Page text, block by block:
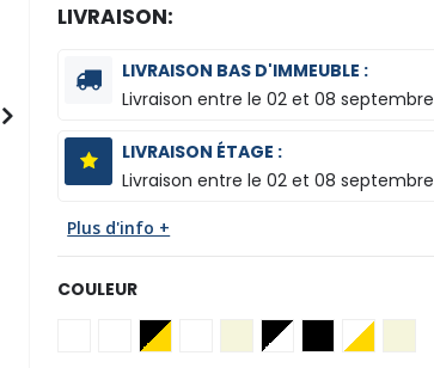
LIVRAISON:
LIVRAISON BAS D'IMMEUBLE :
Livraison entre le02 et 08 septembre
LIVRAISON ÉTAGE :
Livraison entre le02 et 08 septembre
Plus d'info +
COULEUR